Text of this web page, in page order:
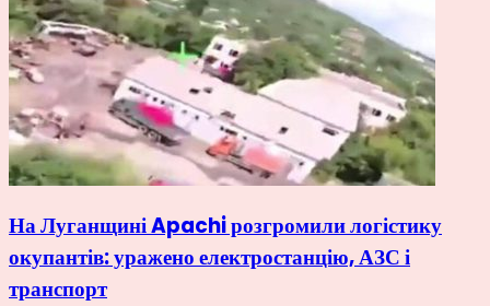
На Луганщині Apachi розгромили логістику
окупантів: уражено електростанцію, АЗС і
транспорт